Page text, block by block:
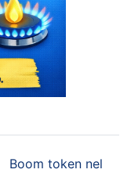
Boom token nel